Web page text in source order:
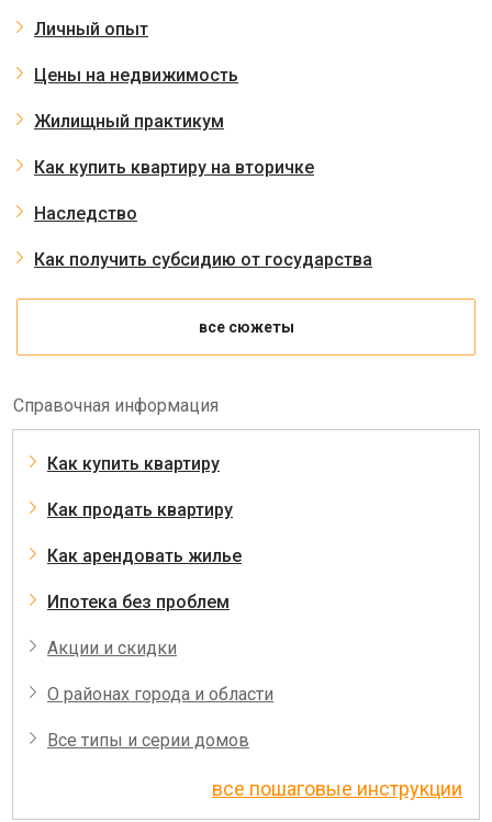
Личный опыт
Цены на недвижимость
Жилищный практикум
Как купить квартиру на вторичке
Наследство
Как получить субсидию от государства
все сюжеты
Справочная информация
Как купить квартиру
Как продать квартиру
Как арендовать жилье
Ипотека без проблем
Акции и скидки
О районах города и области
Все типы и серии домов
все пошаговые инструкции